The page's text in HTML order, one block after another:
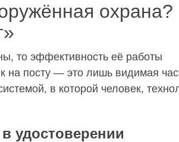
охрана?
то эффективность её работы
на посту — это лишь видимая
в которой человек,
удостоверении